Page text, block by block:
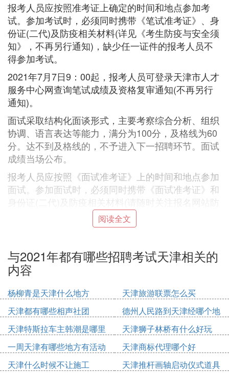
报考人员应按照准考证上确定的时间和地点参加考
试。参加考试时，必须同时携带《笔试准考证》、身
份证(二代)及防疫相关材料(详见《考生防疫与安全须
知》，不再另行通知)，缺少任一证件的报考人员不
得参加考试。
2021年7月7日9：00起，报考人员可登录天津市人才
服务中心网查询笔试成绩及资格复审通知(不再另行
通知)。
面试采取结构化面谈形式，主要考察综合分析、组织
协调、语言表达等能力，满分为100分，及格线为60
分。达不到及格线的，不予进入下一招聘环节。面试
成绩当场公布。
报考人员应按照《面试准考证》上的时间和地点参加
面试。参加面试时，必须同时携带《面试准考证》和
身份证(二代)及防疫相关材料(请随时关注报名网站防
疫要求，不再另行通知)，缺少任一证件的报考人员
的，视为自动放弃进入下一环节资格。
考试总成绩的计算方法为：
总成绩=笔试成绩÷2(即换算为100分制)×50%+面试
成绩×50%。
笔试成绩、面试成绩各保留1位小数，总成绩保留2位
小数。若报考人员总成绩出现并列，造成进入体检人
数超出岗位聘用计划数的情况，按照笔试成绩高者优
先的原则确定进入体检人员，如仍出现并列，则一同
阅读全文
与2021年都有哪些招聘考试天津相关的
内容
杨柳青是天津什么地方
天津旅游联票怎么买
天津都有哪些相声社团
德州人民路到天津经哪个地
方
天津特斯拉车主韩潮是哪里
天津狮子林桥有什么好玩
一周天津有哪些地方有活动
天津商标代理哪个好
天津什么时候不让施工
天津推杆画轴启动仪式道具